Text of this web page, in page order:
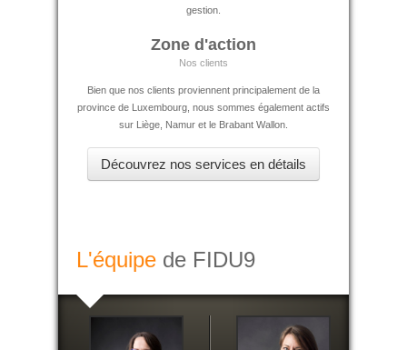
gestion.
Zone d'action
Nos clients
Bien que nos clients proviennent principalement de la
province de Luxembourg, nous sommes également actifs
sur Liège, Namur et le Brabant Wallon.
Découvrez nos services en détails
L'équipe de FIDU9